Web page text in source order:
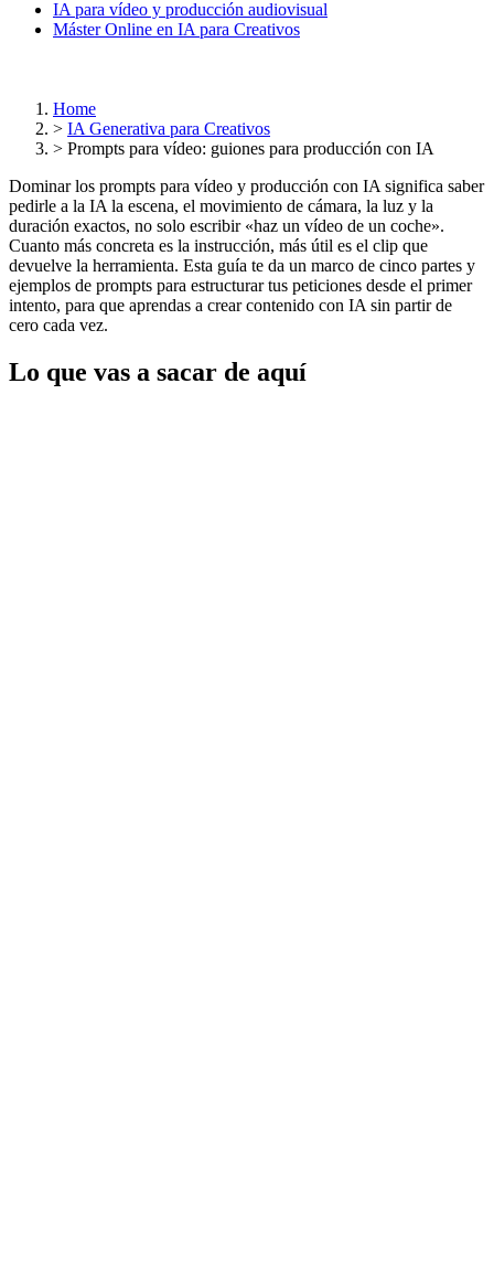
IA para vídeo y producción audiovisual
Máster Online en IA para Creativos
Home
> IA Generativa para Creativos
> Prompts para vídeo: guiones para producción con IA
Dominar los prompts para vídeo y producción con IA significa saber
pedirle a la IA la escena, el movimiento de cámara, la luz y la
duración exactos, no solo escribir «haz un vídeo de un coche».
Cuanto más concreta es la instrucción, más útil es el clip que
devuelve la herramienta. Esta guía te da un marco de cinco partes y
ejemplos de prompts para estructurar tus peticiones desde el primer
intento, para que aprendas a crear contenido con IA sin partir de
cero cada vez.
Lo que vas a sacar de aquí